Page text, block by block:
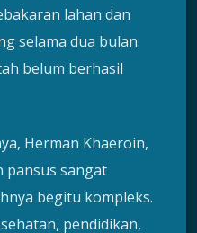
lahan dan
selama dua bulan.
belum berhasil
Herman Khaeroin,
pansus sangat
begitu kompleks.
pendidikan,